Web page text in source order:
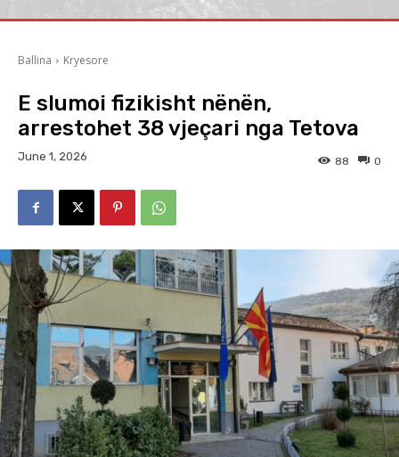
Ballina Kryesore
E slumoi fizikisht nënën,
arrestohet 38 vjeçari nga Tetova
June 1, 2026 0
88